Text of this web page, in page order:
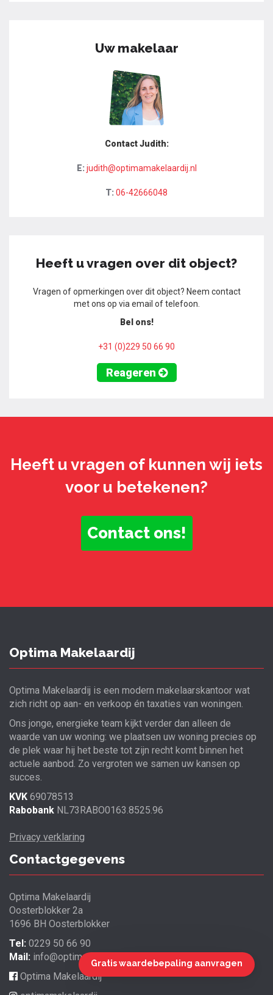
Uw makelaar
Contact Judith:
E: judith@optimamakelaardij.nl
T: 06-42666048
Heeft u vragen over dit object?
Vragen of opmerkingen over dit object? Neem contact
met ons op via email of telefoon.
Bel ons!
+31 (0)229 50 66 90
Reageren
Heeft u vragen of kunnen wij iets
voor u betekenen?
Contact ons!
Optima Makelaardij
Optima Makelaardij is een modern makelaarskantoor wat
zich richt op aan- en verkoop én taxaties van woningen.
Ons jonge, energieke team kijkt verder dan alleen de
waarde van uw woning: we plaatsen uw woning precies op
de plek waar hij het beste tot zijn recht komt binnen het
actuele aanbod. Zo vergroten we samen uw kansen op
succes.
KVK 69078513
Rabobank NL73RABO0163.8525.96
Privacy verklaring
Contactgegevens
Optima Makelaardij
Oosterblokker 2a
1696 BH Oosterblokker
Tel: 0229 50 66 90
Mail: info@optimamakelaardij.nl
Optima Makelaardij
Gratis waardebepaling aanvragen